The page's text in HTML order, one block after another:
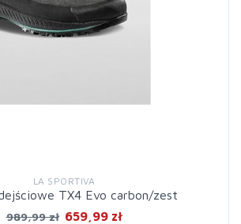
LA SPORTIVA
TX4 Evo carbon/zest
989,99 zł 659,99 zł